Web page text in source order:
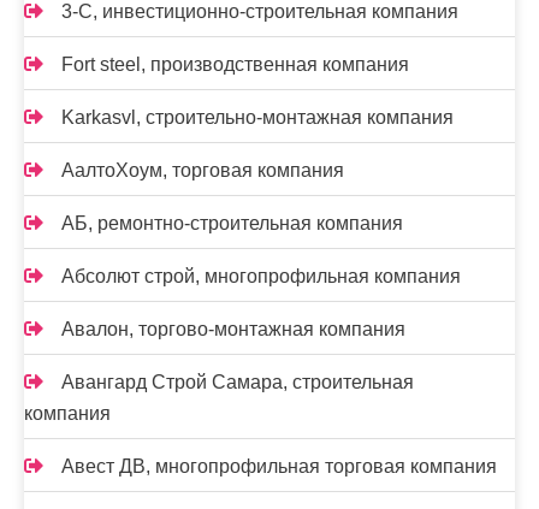
3-С, инвестиционно-строительная компания
Fort steel, производственная компания
Karkasvl, строительно-монтажная компания
АалтоХоум, торговая компания
АБ, ремонтно-строительная компания
Абсолют строй, многопрофильная компания
Авалон, торгово-монтажная компания
Авангард Строй Самара, строительная
компания
Авест ДВ, многопрофильная торговая компания